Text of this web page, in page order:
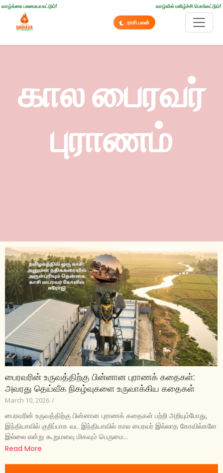
வாழ்க்கை பசுமையாகட்டும்! வாழ்வில் மகிழ்ச்சி பொங்கட்டும்!
ராசி பலன்
கால பைரவர்
புராணம்
பைரவரின் உருவத்திற்கு பின்னான புராணக் கதைகள்:
அவரது தெய்வீக நிகழ்வுகளை உருவாக்கிய கதைகள்
March 10, 2026 /
பைரவரின் உருவத்திற்கு பின்னான புராணக் கதைகள் பற்றி அறியும்போது,
இந்தியாவில் குறிப்பாக வட இந்தியாவில் கால பைரவர் இல்லாத கோவில்களே
இல்லை என்று கூறுமளவு மிகவும் பெருமை...
Read More